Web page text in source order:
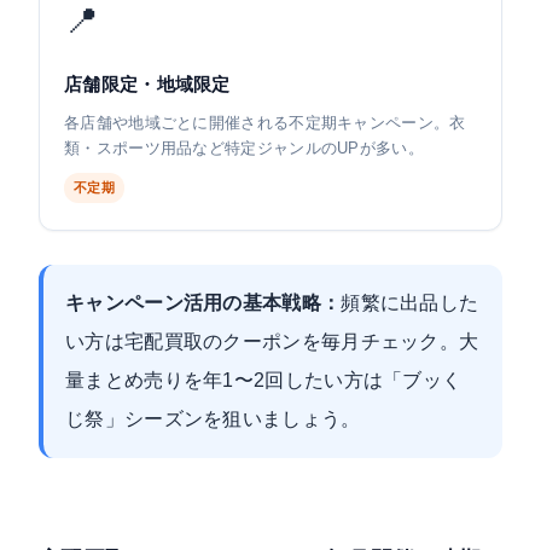
📍
店舗限定・地域限定
各店舗や地域ごとに開催される不定期キャンペーン。衣
類・スポーツ用品など特定ジャンルのUPが多い。
不定期
キャンペーン活用の基本戦略：頻繁に出品した
い方は宅配買取のクーポンを毎月チェック。大
量まとめ売りを年1〜2回したい方は「ブッく
じ祭」シーズンを狙いましょう。